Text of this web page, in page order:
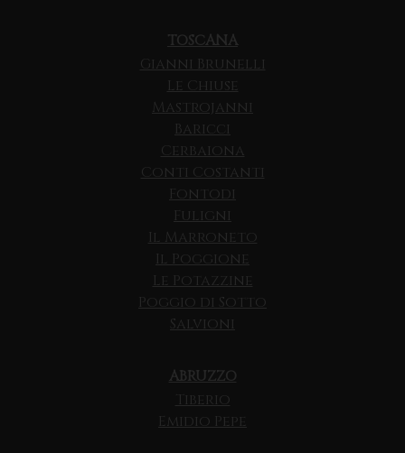
TOSCANA
Gianni Brunelli
Le Chiuse
Mastrojanni
Baricci
Cerbaiona
Conti Costanti
Fontodi
Fuligni
Il Marroneto
Il Poggione
Le Potazzine
Poggio di Sotto
Salvioni
ABRUZZO
Tiberio
Emidio Pepe